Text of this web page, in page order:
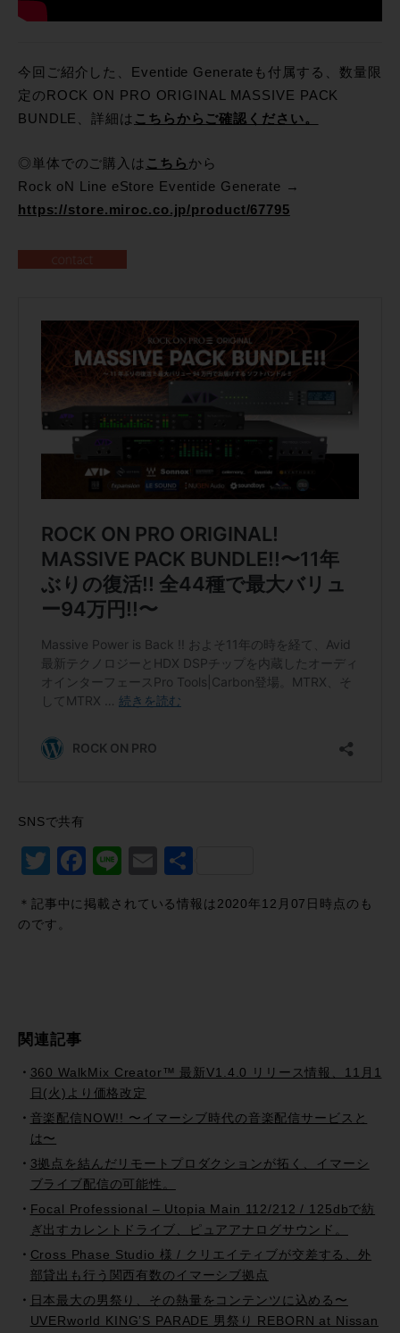
今回ご紹介した、Eventide Generateも付属する、数量限
定のROCK ON PRO ORIGINAL MASSIVE PACK
BUNDLE、詳細は こちらからご確認ください。
◎単体でのご購入は こちら から
Rock oN Line eStore Eventide Generate →
https://store.miroc.co.jp/product/67795
SNSで共有
Twitter
Facebook
LineEmail
＊記事中に掲載されている情報は2020年12月07日時点のも
のです。
関連記事
360 WalkMix Creator™ 最新V1.4.0 リリース情報、11月1
日(火)より価格改定
音楽配信NOW!! 〜イマーシブ時代の音楽配信サービスと
は〜
3拠点を結んだリモートプロダクションが拓く、イマーシ
ブライブ配信の可能性。
Focal Professional – Utopia Main 112/212 / 125dbで紡
ぎ出すカレントドライブ、ピュアアナログサウンド。
Cross Phase Studio 様 / クリエイティブが交差する、外
部貸出も行う関西有数のイマーシブ拠点
日本最大の男祭り、その熱量をコンテンツに込める〜
UVERworld KING’S PARADE 男祭り REBORN at Nissan